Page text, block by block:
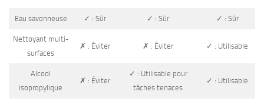
Eau savonneuse ✓ : Sûr ✓ : Sûr ✓ : Sûr
Nettoyant multi-
surfaces
✗ : Éviter ✗ : Éviter ✓ : Utilisable
Alcool
isopropylique
✗ : Éviter
✓ : Utilisable pour
tâches tenaces
✓ : Utilisable